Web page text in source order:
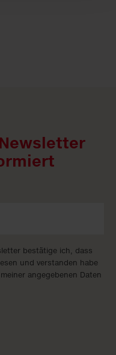
bestätige ich, dass
und verstanden habe
angegebenen Daten